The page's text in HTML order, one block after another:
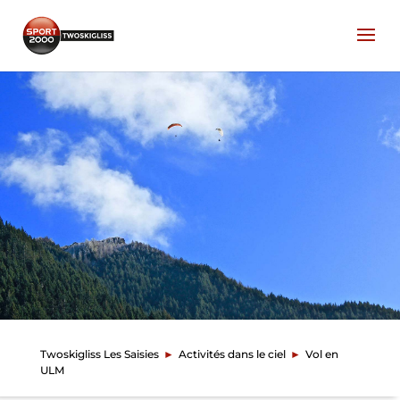
Twoskigliss Les Saisies ► Activités dans le ciel ► Vol en
ULM